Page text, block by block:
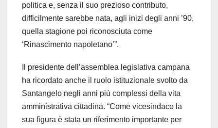
politica e, senza il suo prezioso contributo,
difficilmente sarebbe nata, agli inizi degli anni ’90,
quella stagione poi riconosciuta come
‘Rinascimento napoletano’”.
Il presidente dell’assemblea legislativa campana
ha ricordato anche il ruolo istituzionale svolto da
Santangelo negli anni più complessi della vita
amministrativa cittadina. “Come vicesindaco la
sua figura è stata un riferimento importante per